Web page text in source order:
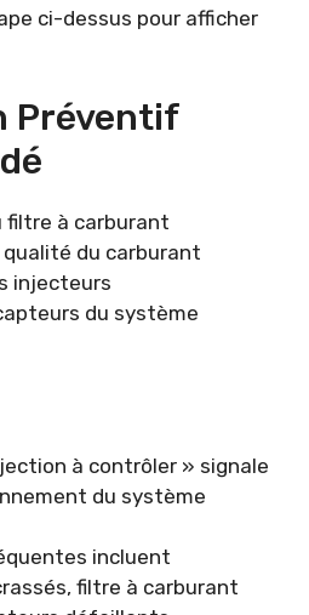
ci-dessus pour afficher
Préventif
filtre à carburant
qualité du carburant
injecteurs
du système
à contrôler » signale
du système
incluent
filtre à carburant